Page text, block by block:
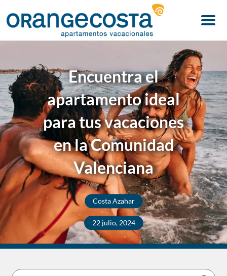
Menu
Encuentra el
apartamento ideal
para tus vacaciones
en la Comunidad
Valenciana
Costa Azahar
22 julio, 2024